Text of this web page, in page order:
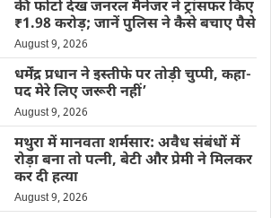
की फोटो देख जनरल मैनेजर ने ट्रांसफर किए
₹1.98 करोड़; जानें पुलिस ने कैसे बचाए पैसे
August 9, 2026
धर्मेंद्र प्रधान ने इस्तीफे पर तोड़ी चुप्पी, कहा-
पद मेरे लिए जरूरी नहीं’
August 9, 2026
मथुरा में मानवता शर्मसार: अवैध संबंधों में
रोड़ा बना तो पत्नी, बेटी और प्रेमी ने मिलकर
कर दी हत्या
August 9, 2026